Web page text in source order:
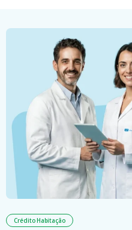
Crédito Habitação